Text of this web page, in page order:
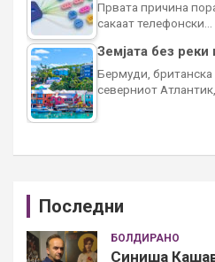
Првата причина
сакаат телефонски…
Земјата без реки
Бермуди, британска
северниот
Последни
БОЛДИРАНО
Синиша